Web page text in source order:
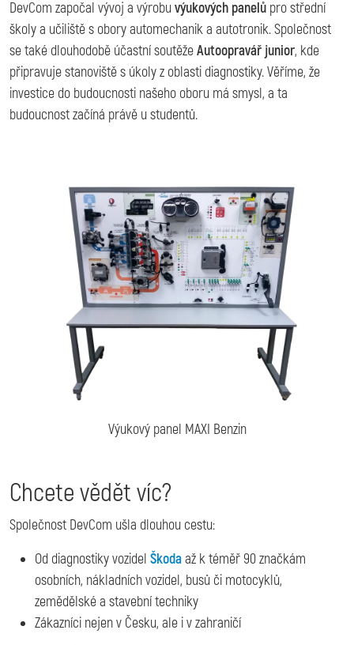
DevCom započal vývoj a výrobuvýukových panelů pro střední
školy a učiliště s obory automechanik a autotronik. Společnost
se také dlouhodobě účastní soutěžeAutoopravář junior, kde
připravuje stanoviště s úkoly z oblasti diagnostiky. Věříme, že
investice do budoucnosti našeho oboru má smysl, a ta
budoucnost začíná právě u studentů.
Výukový panel MAXI Benzin
Chcete vědět víc?
Společnost DevCom ušla dlouhou cestu:
Od diagnostiky vozidel Škodaaž k téměř 90 značkám
osobních, nákladních vozidel, busů či motocyklů,
zemědělské a stavební techniky
Zákazníci nejen v Česku, ale i v zahraničí